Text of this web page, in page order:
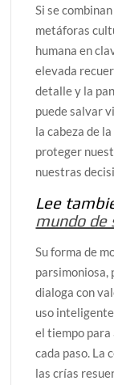
Si se
metáforas
humana en
elevada
detalle y la
puede salvar
la cabeza de
proteger
nuestras
Lee
mundo de
Su forma de
dialoga con
uso
el tiempo para
cada paso. La
las crías